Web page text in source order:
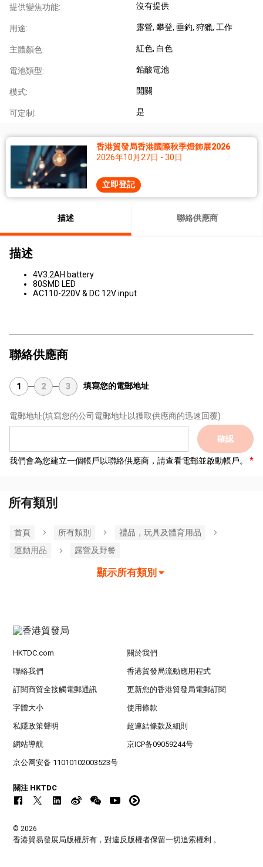
提供變焦功能: 沒有提供
用途: 露營, 攀登, 垂釣, 狩獵, 工作
主體顏色: 紅色, 白色
電池類型: 鉛酸電池
模式: 開關
可定制: 是
香港貿發局香港國際秋季燈飾展2026
2026年10月27日 - 30日
立即登記
描述 聯絡供應商
描述
4V3.2AH battery
80SMD LED
AC110-220V & DC 12V input
聯絡供應商
1 2 3 填寫您的電郵地址
電郵地址(填寫您的公司電郵地址以獲取供應商的迅速回覆)
確認
我們會為您建立一個帳戶以聯絡供應商，請查看電郵並啟動帳戶。
所有類別
首頁 所有類別
禮品，玩具及體育用品
運動用品
露營及野餐
顯示所有類別
HKTDC.com 關於我們
聯絡我們 香港貿發局流動應用程式
訂閱商貿全接觸電郵通訊 更新您的香港貿發局電郵訂閱
字體大小 使用條款
私隱政策聲明 超連結條款及細則
網站導航 京ICP备09059244号
京公网安备 11010102003523号
關注 HKTDC
© 2026
香港貿易發展局版權所有，對違反版權者保留一切追索權利 。